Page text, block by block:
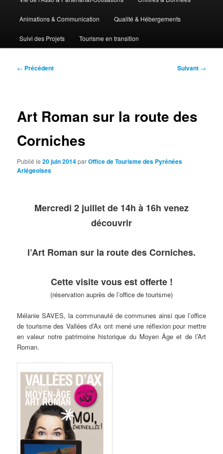
Animations & Communication Qualité & Hébergements
Suivi des Projets Tourisme en transition
Navigation
← Précédent Suivant →
Art Roman sur la route des
Corniches
Publié le20 juin 2014parOffice de Tourisme des Pyrénées
Ariégeoises
Mercredi 2 juillet de 14h à 16h venez
découvrir
l’Art Roman sur la route des Corniches.
Cette visite vous est offerte !
(réservation auprès de l’office de tourisme)
Mélanie SAVES, la communauté de communes ainsi que l’office
de tourisme des Vallées d’Ax ont mené une réflexion pour mettre
en valeur notre patrimoine historique du Moyen Âge et de l’Art
Roman.